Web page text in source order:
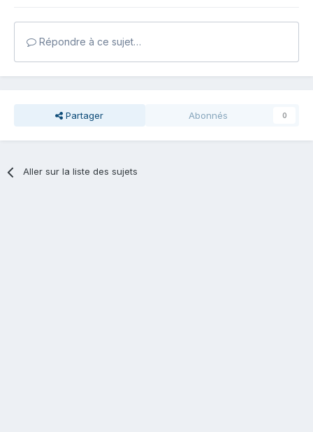
Répondre à ce sujet…
Partager Abonnés 0
Aller sur la liste des sujets